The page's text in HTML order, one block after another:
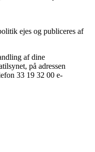
ejes og publiceres af
af dine
på adressen
33 19 32 00 e-